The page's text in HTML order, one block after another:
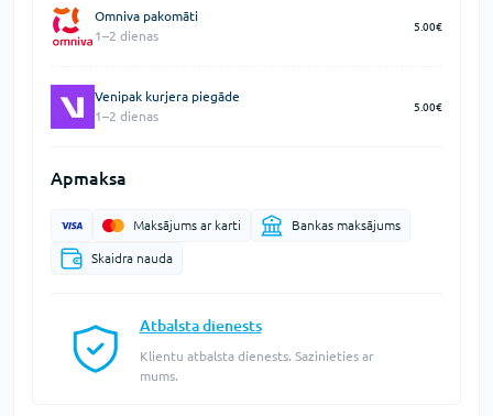
Omniva pakomāti
1–2 dienas
5.00€
Venipak kurjera piegāde
1–2 dienas
5.00€
Apmaksa
Maksājums ar karti Bankas maksājums
Skaidra nauda
Atbalsta dienests
Klientu atbalsta dienests. Sazinieties ar
mums.